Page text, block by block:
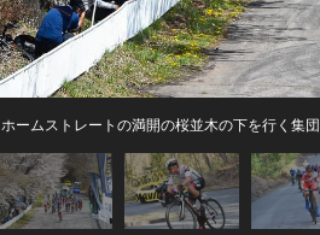
ホームストレートの満開の桜並木の下を行く集団